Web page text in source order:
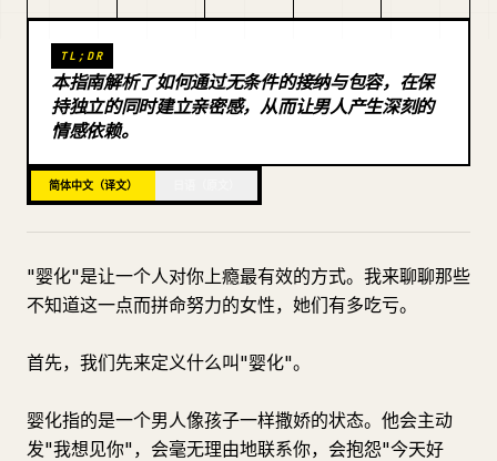
博客
更新
TL;DR
本指南解析了如何通过无条件的接纳与包容，在保
持独立的同时建立亲密感，从而让男人产生深刻的
情感依赖。
简体中文（译文）
"婴化"是让一个人对你上瘾最有效的方式。我来聊聊那些
不知道这一点而拼命努力的女性，她们有多吃亏。
首先，我们先来定义什么叫"婴化"。
婴化指的是一个男人像孩子一样撒娇的状态。他会主动
发"我想见你"，会毫无理由地联系你，会抱怨"今天好